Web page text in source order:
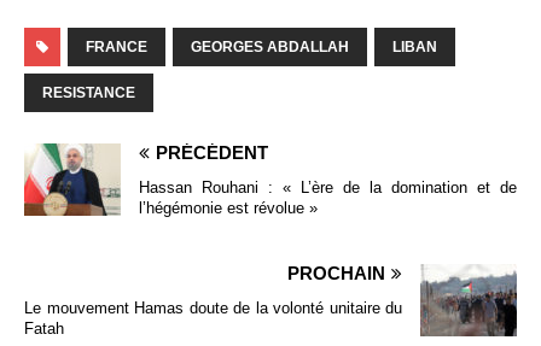
FRANCE GEORGES ABDALLAH LIBAN
RESISTANCE
PRÉCÉDENT
Hassan Rouhani : « L’ère de la domination et de
l’hégémonie est révolue »
PROCHAIN
Le mouvement Hamas doute de la volonté unitaire du
Fatah